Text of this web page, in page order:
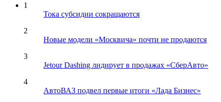
1
Тока субсидии сокращаются
2
Новые модели «Москвича» почти не продаются
3
Jetour Dashing лидирует в продажах «СберАвто»
4
АвтоВАЗ подвел первые итоги «Лада Бизнес»